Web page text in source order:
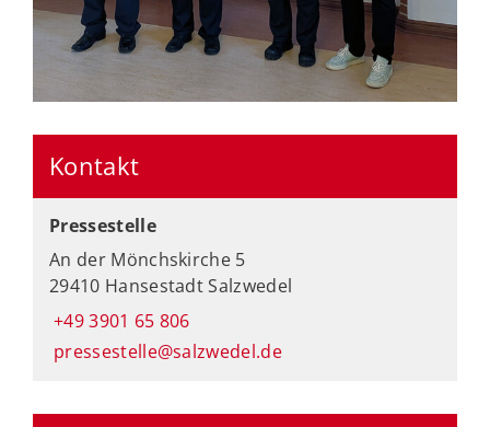
Kontakt
Pressestelle
An der Mönchskirche 5
29410 Hansestadt Salzwedel
+49 3901 65 806
pressestelle@salzwedel.de